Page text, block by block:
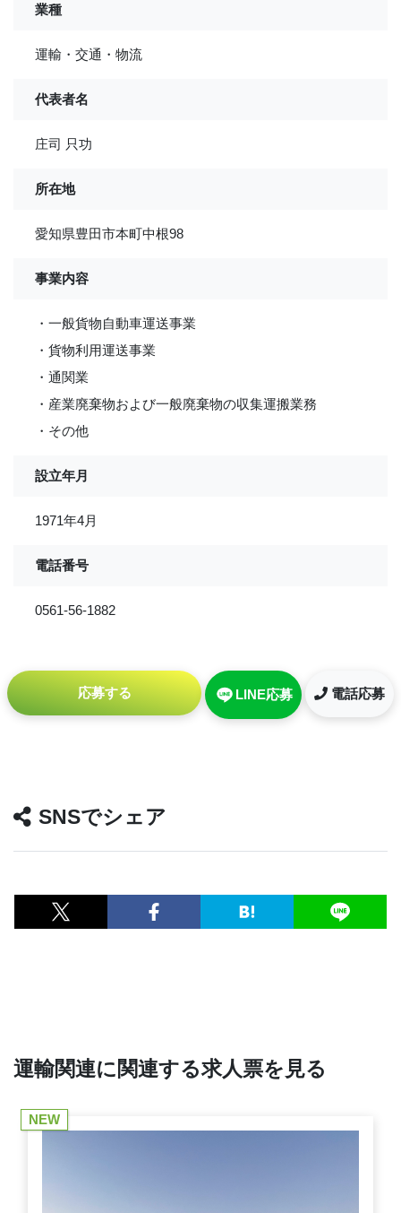
業種
運輸・交通・物流
代表者名
庄司 只功
所在地
愛知県豊田市本町中根98
事業内容
・一般貨物自動車運送事業
・貨物利用運送事業
・通関業
・産業廃棄物および一般廃棄物の収集運搬業務
・その他
設立年月
1971年4月
電話番号
0561-56-1882
応募する LINE応募 電話応募
SNSでシェア
運輸関連に関連する求人票を見る
NEW